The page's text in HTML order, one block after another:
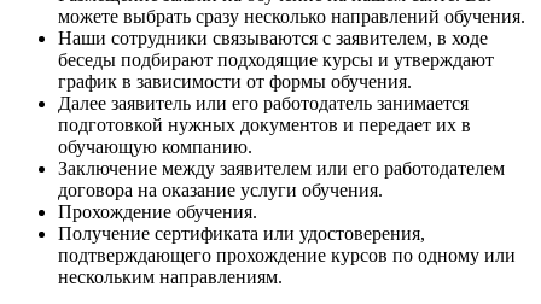
можете выбрать сразу несколько направлений обучения.
Наши сотрудники связываются с заявителем, в ходе
беседы подбирают подходящие курсы и утверждают
график в зависимости от формы обучения.
Далее заявитель или его работодатель занимается
подготовкой нужных документов и передает их в
обучающую компанию.
Заключение между заявителем или его работодателем
договора на оказание услуги обучения.
Прохождение обучения.
Получение сертификата или удостоверения,
подтверждающего прохождение курсов по одному или
нескольким направлениям.